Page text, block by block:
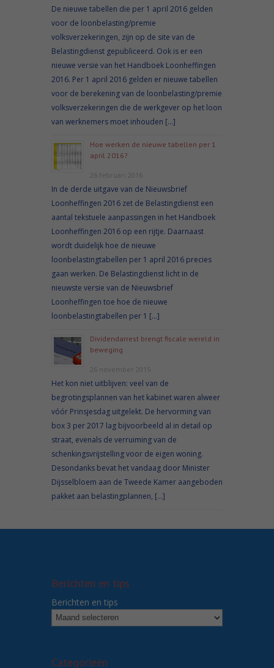
De nieuwe tabellen die per 1 april 2016 gelden
voor de loonbelasting/premie
volksverzekeringen, zijn op de site van de
Belastingdienst gepubliceerd. Ook is er een
nieuwe versie van het Handboek Loonheffingen
2016. Per 1 april 2016 gelden er nieuwe tabellen
voor de berekening van de loonbelasting/premie
volksverzekeringen die de werkgever op het loon
van werknemers moet inhouden […]
Hoe werken de nieuwe tabellen per 1
april 2016?
26 februari 2016
In de derde uitgave van de Nieuwsbrief
Loonheffingen 2016 zet de Belastingdienst een
aantal tekstuele aanpassingen in het Handboek
Loonheffingen 2016 op een rijtje. Daarnaast
wordt duidelijk hoe de nieuwe
loonbelastingtabellen per 1 april 2016 precies
gaan werken. De Belastingdienst licht in de
nieuwste versie van de Nieuwsbrief
Loonheffingen toe hoe de nieuwe
loonbelastingtabellen per 1 […]
Dividendarrest brengt fiscale wereld in
beweging
26 november 2015
Het kon niet uitblijven: veel van de
begrotingsplannen van het kabinet waren alweer
vóór Prinsjesdag uitgelekt. De hervorming van
box 3 per 2017 lag bijvoorbeeld al in detail op
straat, evenals de verruiming van de
schenkingsvrijstelling voor de eigen woning.
Desondanks bevat het vandaag door Minister
Dijsselbloem aan de Tweede Kamer aangeboden
pakket aan belastingplannen, […]
Berichten en tips
Berichten en tips
Categorieën